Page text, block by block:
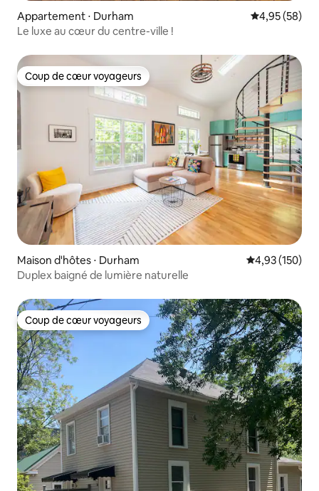
Appartement ⋅ Durham Évaluation
4,95 (58)
Le luxe au cœur du centre-ville !
Coup de cœur voyageurs
Coup de cœur voyageurs
Maison d'hôtes ⋅ Durham Évaluation
4,93 (150)
Duplex baigné de lumière naturelle
Coup de cœur voyageurs
Coup de cœur voyageurs